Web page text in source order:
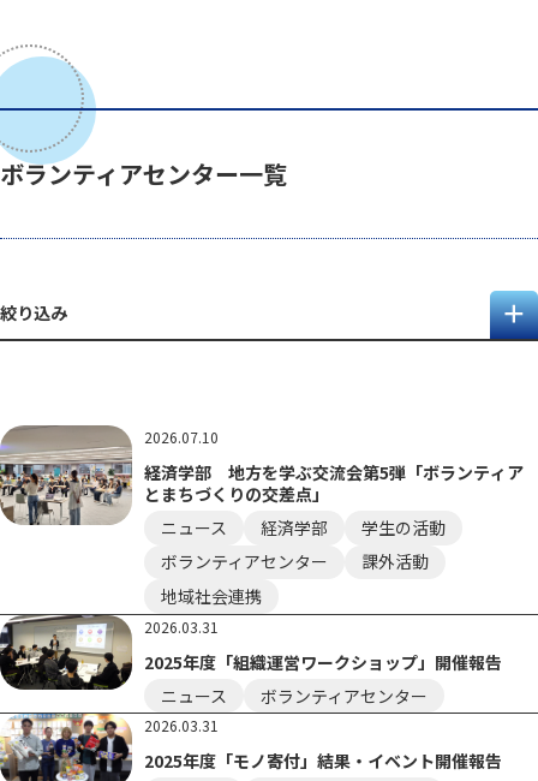
ボランティアセンター一覧
絞り込み
2026.07.10
経済学部 地方を学ぶ交流会第5弾「ボランティア
とまちづくりの交差点」
ニュース
経済学部
学生の活動
ボランティアセンター
課外活動
地域社会連携
2026.03.31
2025年度「組織運営ワークショップ」開催報告
ニュース
ボランティアセンター
2026.03.31
2025年度「モノ寄付」結果・イベント開催報告